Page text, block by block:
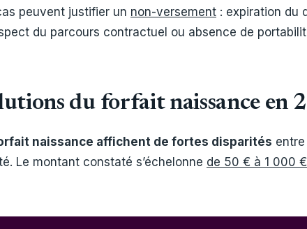
peuvent justifier un non-versement : expiration du
du parcours contractuel ou absence de
du forfait naissance en
naissance affichent de fortes disparités
Le montant constaté s’échelonne de 50 € à 1 000 €